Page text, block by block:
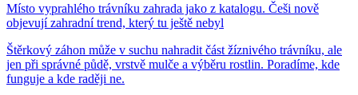
Místo vyprahlého trávníku zahrada jako z katalogu. Češi nově
objevují zahradní trend, který tu ještě nebyl
Štěrkový záhon může v suchu nahradit část žíznivého trávníku, ale
jen při správné půdě, vrstvě mulče a výběru rostlin. Poradíme, kde
funguje a kde raději ne.